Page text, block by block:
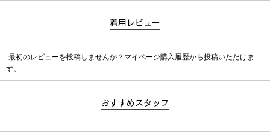
着用レビュー
評
価
最初のレビューを投稿しませんか？マイページ購入履歴から投稿いただけま
す。
おすすめスタッフ